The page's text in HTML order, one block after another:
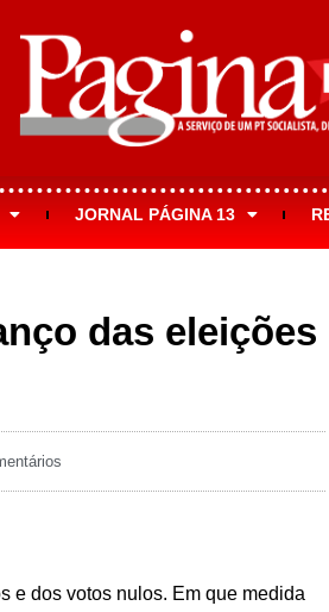
JORNAL PÁGINA 13
das eleições
e dos votos nulos. Em que medida